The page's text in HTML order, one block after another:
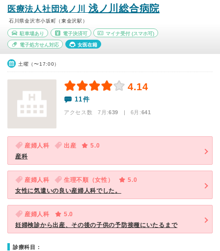
医療法人社団浅ノ川 浅ノ川総合病院
石川県金沢市小坂町（東金沢駅）
駐車場あり 電子決済可 マイナ受付 (スマホ可)
電子処方せん対応 女医在籍
土曜（〜17:00）
4.14
11件
アクセス数 7月:639 | 6月:641
産婦人科 出産
5.0
産科
産婦人科 生理不順（女性）
5.0
女性に気遣いの良い産婦人科でした。
産婦人科
5.0
妊婦検診から出産、その後の子供の予防接種にいたるまで
診療科目：